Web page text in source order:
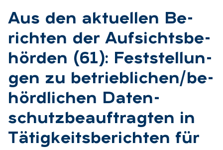
:
Aus den ak­tu­el­len Be­
rich­ten der Auf­sichts­be­
hör­den (61): Fest­stel­lun­
gen zu be­trieb­li­chen/be­
hörd­li­chen Da­ten­
schutz­be­auf­trag­ten in
Tä­tig­keits­be­rich­ten für